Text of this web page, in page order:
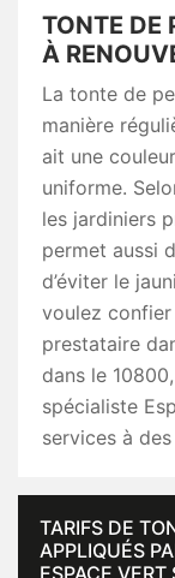
TONTE DE
À
La tonte de
manière
ait une
uniforme.
les jardiniers
permet aussi
d’éviter le
voulez
prestataire
dans le
spécialiste
services à
TARIFS DE
APPLIQUÉS
ESPACE